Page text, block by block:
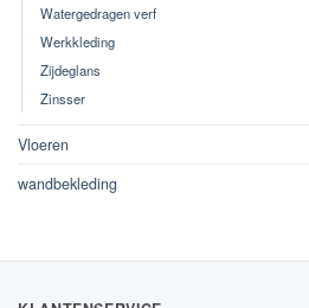
Watergedragen verf
Werkkleding
Zijdeglans
Zinsser
Vloeren
wandbekleding